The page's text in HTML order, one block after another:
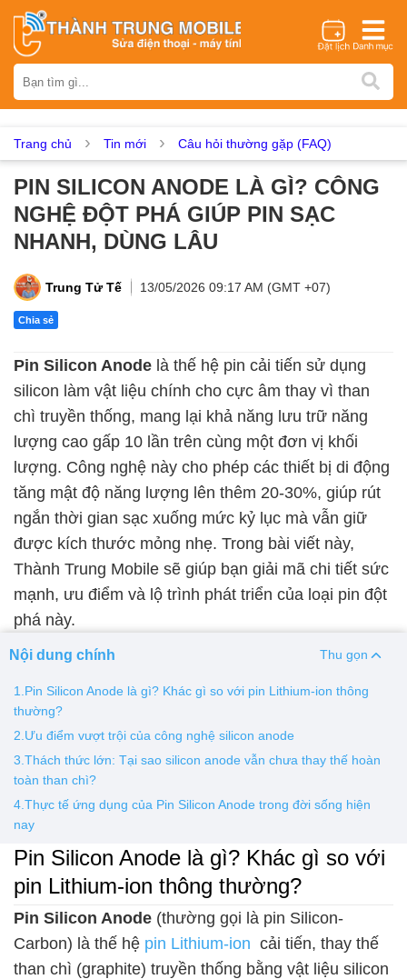
iPhone Samsung Oppo Xiaomi Realme Vivo
Asus Sony Vertu LG Tecno
Dịch vụ sửa chữa
Thay màn hình Thay pin Thay camera
Thay mic Thay rung Thay main Unlock - Mở Khoá
Màn hình Vsmart Màn hình Google Pixel
Thay pin
Pin iPhone Pin Samsumg Pin Oppo Pin Xiaomi
Pin Realme
Thay vỏ
Vỏ iPhone Vỏ Samsung Vỏ Xiaomi Vỏ Oppo
Vỏ Huawei Vỏ Vivo
Trang chủ Tin mới Câu hỏi thường gặp (FAQ)
PIN SILICON ANODE LÀ GÌ? CÔNG
NGHỆ ĐỘT PHÁ GIÚP PIN SẠC
NHANH, DÙNG LÂU
Trung Tử Tế 13/05/2026 09:17 AM (GMT +07)
Chia sẻ
Pin Silicon Anode là thế hệ pin cải tiến sử dụng
silicon làm vật liệu chính cho cực âm thay vì than
chì truyền thống, mang lại khả năng lưu trữ năng
lượng cao gấp 10 lần trên cùng một đơn vị khối
lượng. Công nghệ này cho phép các thiết bị di động
tăng mật độ năng lượng lên thêm 20-30%, giúp rút
ngắn thời gian sạc xuống mức kỷ lục mà vẫn giữ
được kích thước mỏng nhẹ. Trong bài viết này,
Thành Trung Mobile sẽ giúp bạn giải mã chi tiết sức
mạnh, ưu điểm và lộ trình phát triển của loại pin đột
phá này.
Nội dung chính Thu gọn
1.Pin Silicon Anode là gì? Khác gì so với pin Lithium-ion thông
thường?
2.Ưu điểm vượt trội của công nghệ silicon anode
3.Thách thức lớn: Tại sao silicon anode vẫn chưa thay thế hoàn
toàn than chì?
4.Thực tế ứng dụng của Pin Silicon Anode trong đời sống hiện
nay
Pin Silicon Anode là gì? Khác gì so với
pin Lithium-ion thông thường?
Pin Silicon Anode (thường gọi là pin Silicon-
Carbon) là thế hệ pin Lithium-ion cải tiến, thay thế
than chì (graphite) truyền thống bằng vật liệu silicon